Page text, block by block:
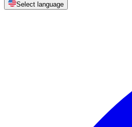
Select language